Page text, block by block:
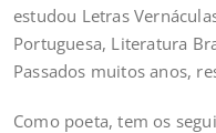
estudou Letras
Portuguesa, Literatura
Passados muitos anos,
Como poeta, tem os